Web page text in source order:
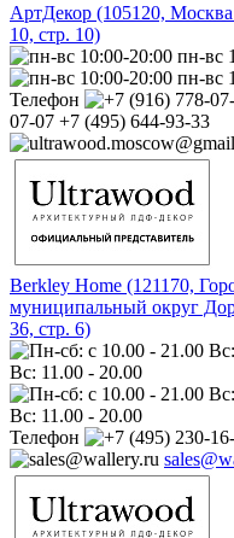
АртДекор (105120,
10, стр. 10)
пн-вс
пн-вс
Телефон
07-07 +7 (495) 644-93-33
Berkley Home (121170,
муниципальный округ
36, стр. 6)
Вс: 11.00 - 20.00
Вс: 11.00 - 20.00
Телефон